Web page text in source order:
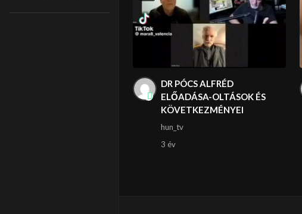
DR PÓCS ALFRÉD
ELŐADÁSA-OLTÁSOK ÉS
KÖVETKEZMÉNYEI
hun_tv
3 év